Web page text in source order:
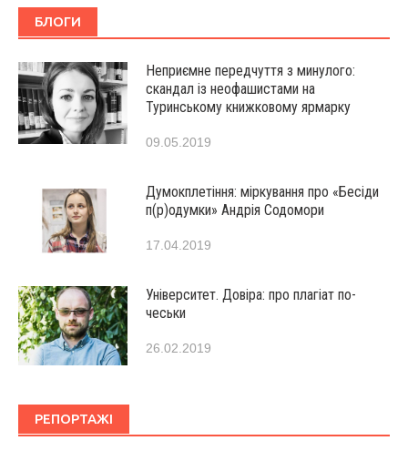
БЛОГИ
Неприємне передчуття з минулого:
скандал із неофашистами на
Туринському книжковому ярмарку
09.05.2019
Думокплетіння: міркування про «Бесіди
п(р)одумки» Андрія Содомори
17.04.2019
Університет. Довіра: про плагіат по-
чеськи
26.02.2019
РЕПОРТАЖІ